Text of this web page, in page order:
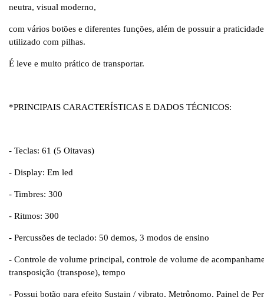
neutra, visual moderno,
com vários botões e diferentes funções, além de possuir a
utilizado com pilhas.
É leve e muito prático de transportar.
*PRINCIPAIS CARACTERÍSTICAS E DADOS TÉCNICOS:
- Teclas: 61 (5 Oitavas)
- Display: Em led
- Timbres: 300
- Ritmos: 300
- Percussões de teclado: 50 demos, 3 modos de ensino
- Controle de volume principal, controle de volume de
transposição (transpose), tempo
- Possui botão para efeito Sustain / vibrato, Metrônomo, Painel de